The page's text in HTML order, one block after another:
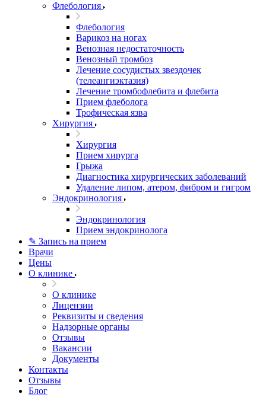
Флебология
Флебология
Варикоз на ногах
Венозная недостаточность
Венозный тромбоз
Лечение сосудистых звездочек
(телеангиэктазия)
Лечение тромбофлебита и флебита
Прием флеболога
Трофическая язва
Хирургия
Хирургия
Прием хирурга
Грыжа
Диагностика хирургических заболеваний
Удаление липом, атером, фибром и гигром
Эндокринология
Эндокринология
Прием эндокринолога
✎ Запись на прием
Врачи
Цены
О клинике
О клинике
Лицензии
Реквизиты и сведения
Надзорные органы
Отзывы
Вакансии
Документы
Контакты
Отзывы
Блог